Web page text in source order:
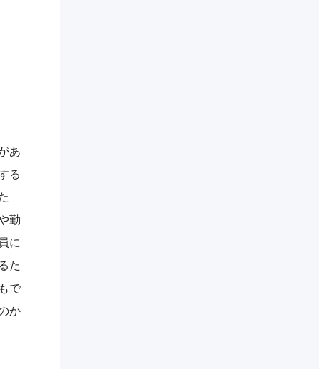
あ
る
勤
に
た
で
か